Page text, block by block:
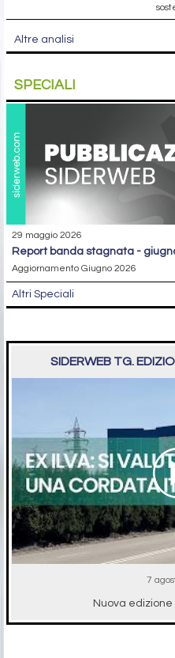
Altre analisi
SPECIALI
29 maggio 2026
report banda stagnata -
Aggiornamento Giugno 2026
Altri Speciali
SIDERWEB TG.
7
Nuova